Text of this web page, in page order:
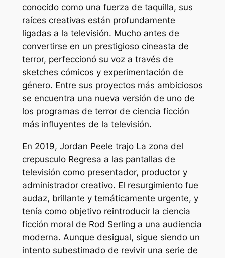
conocido como una fuerza de taquilla, sus
raíces creativas están profundamente
ligadas a la televisión. Mucho antes de
convertirse en un prestigioso cineasta de
terror, perfeccionó su voz a través de
sketches cómicos y experimentación de
género. Entre sus proyectos más ambiciosos
se encuentra una nueva versión de uno de
los programas de terror de ciencia ficción
más influyentes de la televisión.
En 2019, Jordan Peele trajo La zona del
crepusculoRegresa a las pantallas de
televisión como presentador, productor y
administrador creativo. El resurgimiento fue
audaz, brillante y temáticamente urgente, y
tenía como objetivo reintroducir la ciencia
ficción moral de Rod Serling a una audiencia
moderna. Aunque desigual, sigue siendo un
intento subestimado de revivir una serie de